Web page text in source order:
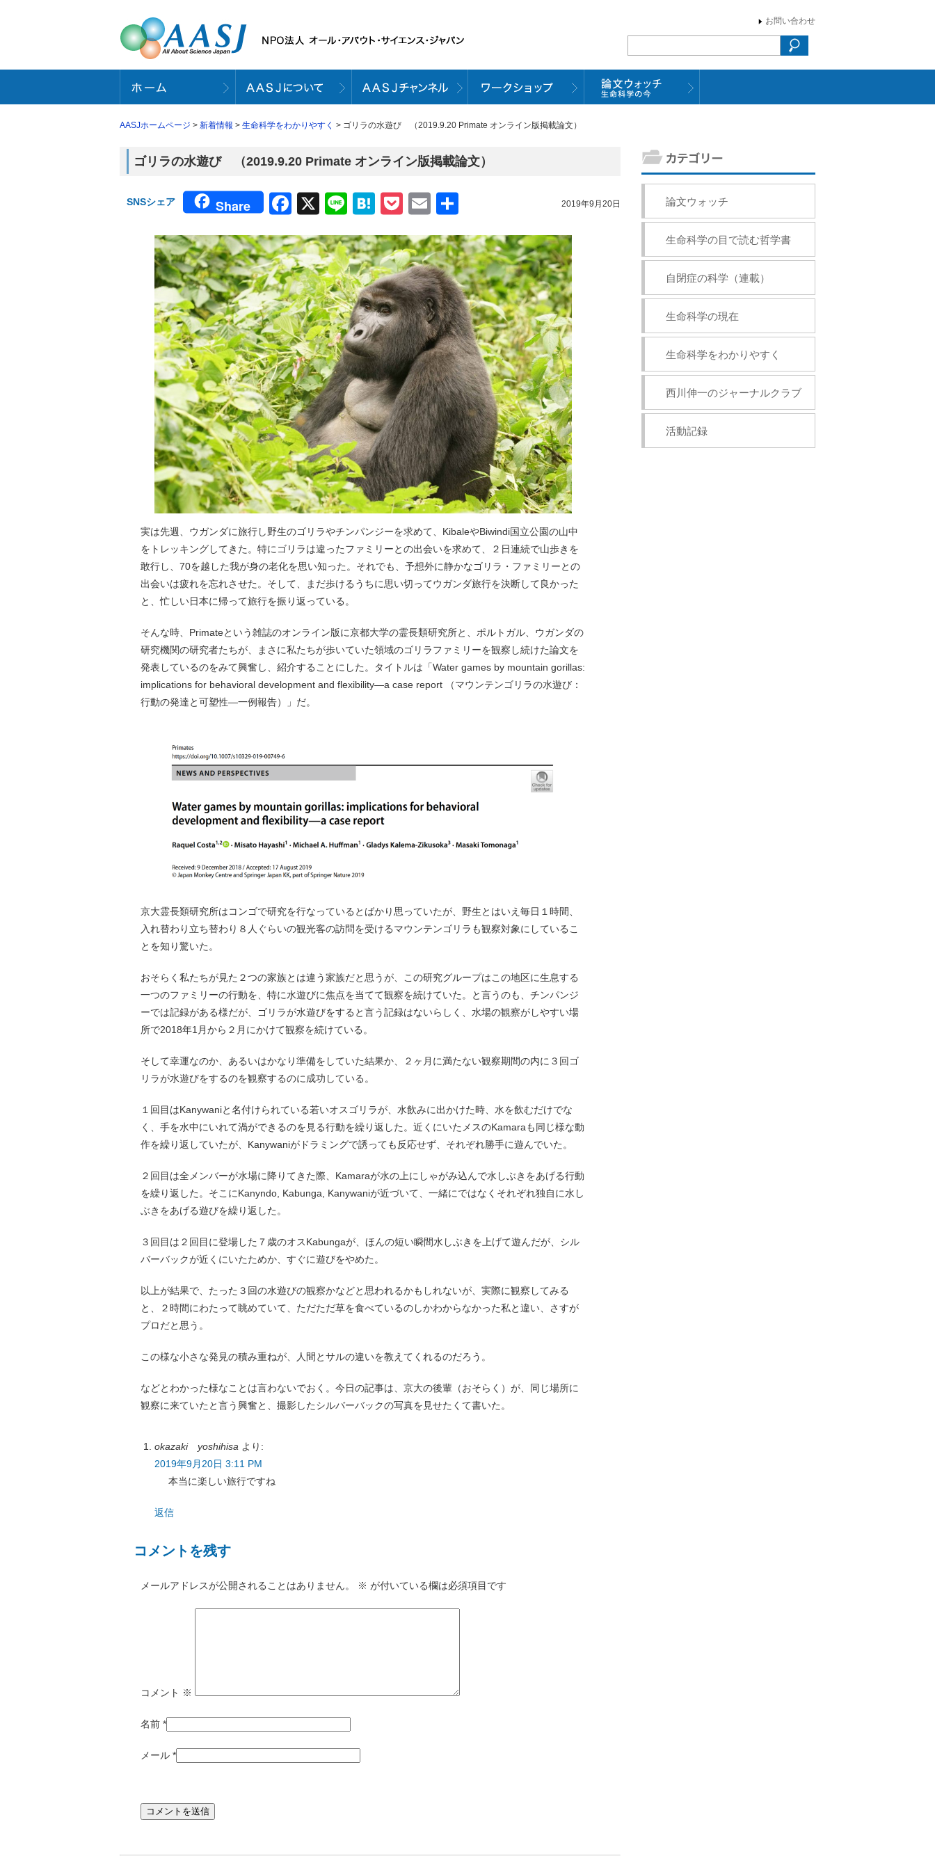
お問い合わせ
AASJホームページ > 新着情報 > 生命科学をわかりやすく > ゴリラの水遊び （2019.9.20 Primate オンライン版掲載論文）
ゴリラの水遊び （2019.9.20 Primate オンライン版掲載論文）
2019年9月20日
SNSシェア Share Facebook
X LineHatena
Pocket
Email
実は先週、ウガンダに旅行し野生のゴリラやチンパンジーを求めて、KibaleやBiwindi国立公園の山中
をトレッキングしてきた。特にゴリラは違ったファミリーとの出会いを求めて、２日連続で山歩きを
敢行し、70を越した我が身の老化を思い知った。それでも、予想外に静かなゴリラ・ファミリーとの
出会いは疲れを忘れさせた。そして、まだ歩けるうちに思い切ってウガンダ旅行を決断して良かった
と、忙しい日本に帰って旅行を振り返っている。
そんな時、Primateという雑誌のオンライン版に京都大学の霊長類研究所と、ポルトガル、ウガンダの
研究機関の研究者たちが、まさに私たちが歩いていた領域のゴリラファミリーを観察し続けた論文を
発表しているのをみて興奮し、紹介することにした。タイトルは「Water games by mountain gorillas:
implications for behavioral development and flexibility—a case report （マウンテンゴリラの水遊び：
行動の発達と可塑性―一例報告）」だ。
京大霊長類研究所はコンゴで研究を行なっているとばかり思っていたが、野生とはいえ毎日１時間、
入れ替わり立ち替わり８人ぐらいの観光客の訪問を受けるマウンテンゴリラも観察対象にしているこ
とを知り驚いた。
おそらく私たちが見た２つの家族とは違う家族だと思うが、この研究グループはこの地区に生息する
一つのファミリーの行動を、特に水遊びに焦点を当てて観察を続けていた。と言うのも、チンパンジ
ーでは記録がある様だが、ゴリラが水遊びをすると言う記録はないらしく、水場の観察がしやすい場
所で2018年1月から２月にかけて観察を続けている。
そして幸運なのか、あるいはかなり準備をしていた結果か、２ヶ月に満たない観察期間の内に３回ゴ
リラが水遊びをするのを観察するのに成功している。
１回目はKanywaniと名付けられている若いオスゴリラが、水飲みに出かけた時、水を飲むだけでな
く、手を水中にいれて渦ができるのを見る行動を繰り返した。近くにいたメスのKamaraも同じ様な動
作を繰り返していたが、Kanywaniがドラミングで誘っても反応せず、それぞれ勝手に遊んでいた。
２回目は全メンバーが水場に降りてきた際、Kamaraが水の上にしゃがみ込んで水しぶきをあげる行動
を繰り返した。そこにKanyndo, Kabunga, Kanywaniが近づいて、一緒にではなくそれぞれ独自に水し
ぶきをあげる遊びを繰り返した。
３回目は２回目に登場した７歳のオスKabungaが、ほんの短い瞬間水しぶきを上げて遊んだが、シル
バーバックが近くにいたためか、すぐに遊びをやめた。
以上が結果で、たった３回の水遊びの観察かなどと思われるかもしれないが、実際に観察してみる
と、２時間にわたって眺めていて、ただただ草を食べているのしかわからなかった私と違い、さすが
プロだと思う。
この様な小さな発見の積み重ねが、人間とサルの違いを教えてくれるのだろう。
などとわかった様なことは言わないでおく。今日の記事は、京大の後輩（おそらく）が、同じ場所に
観察に来ていたと言う興奮と、撮影したシルバーバックの写真を見せたくて書いた。
okazaki yoshihisa より:
2019年9月20日 3:11 PM
本当に楽しい旅行ですね
返信
コメントを残す
メールアドレスが公開されることはありません。 ※ が付いている欄は必須項目です
コメント ※
名前 *
メール *
論文ウォッチ
生命科学の目で読む哲学書
自閉症の科学（連載）
生命科学の現在
生命科学をわかりやすく
西川伸一のジャーナルクラブ
活動記録